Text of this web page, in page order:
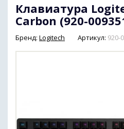
Клавиатура
Carbon (920-
Бренд: Logitech Артикул: 920-